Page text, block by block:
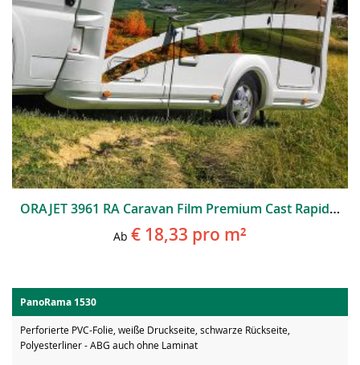
ORAJET 3961 RA Caravan Film Premium Cast Rapid Air
Ab € 18,33 pro m²
PanoRama 1530
Perforierte PVC-Folie, weiße Druckseite, schwarze Rückseite,
Polyesterliner - ABG auch ohne Laminat